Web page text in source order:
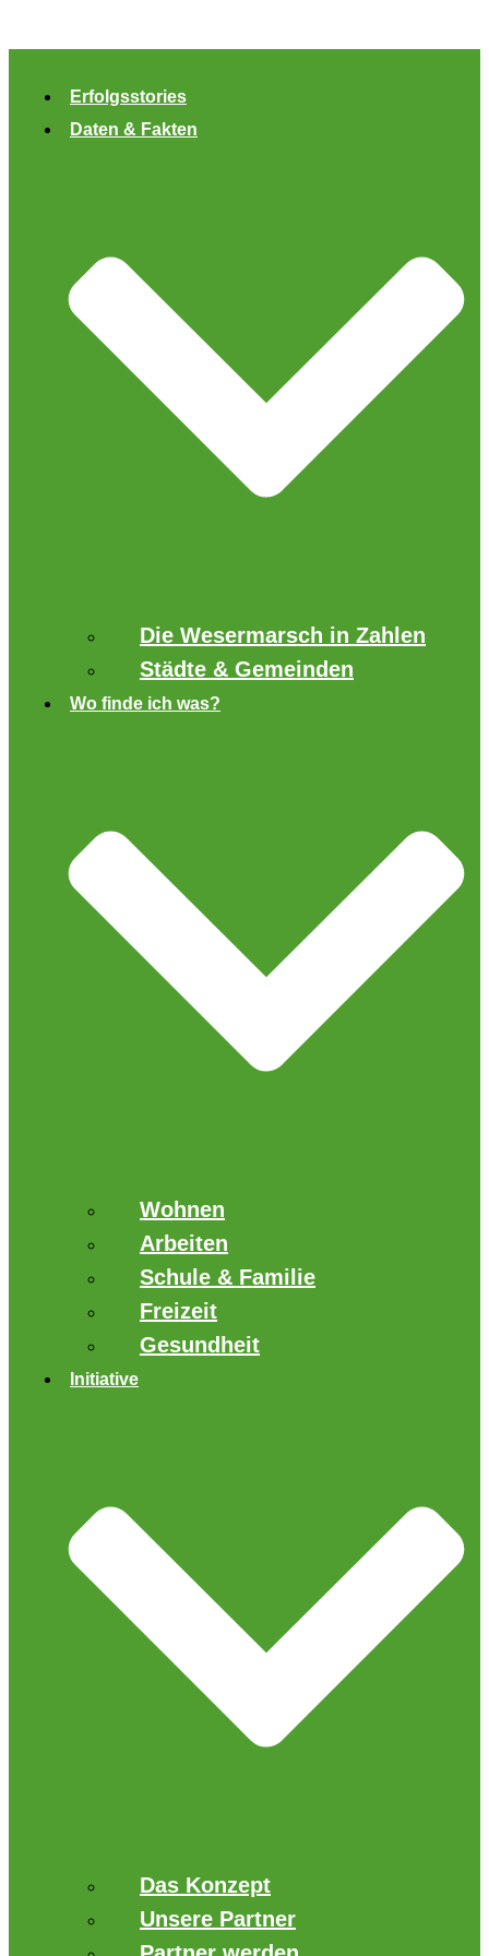
springenErfolgsstories
Daten & Fakten
Die Wesermarsch in Zahlen
Städte & Gemeinden
Wo finde ich was?
Wohnen
Arbeiten
Schule & Familie
Freizeit
Gesundheit
Initiative
Das Konzept
Unsere Partner